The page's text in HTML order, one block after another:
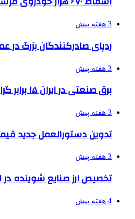
3 هفته پیش
ردپای صادرکنندگان بزرگ در
3 هفته پیش
برق صنعتی در ایران ۱۵ برابر گران‌تر از خانگی است
3 هفته پیش
تدوین دستورالعمل جدید
3 هفته پیش
تخصیص ارز صنایع شوینده در
4 هفته پیش